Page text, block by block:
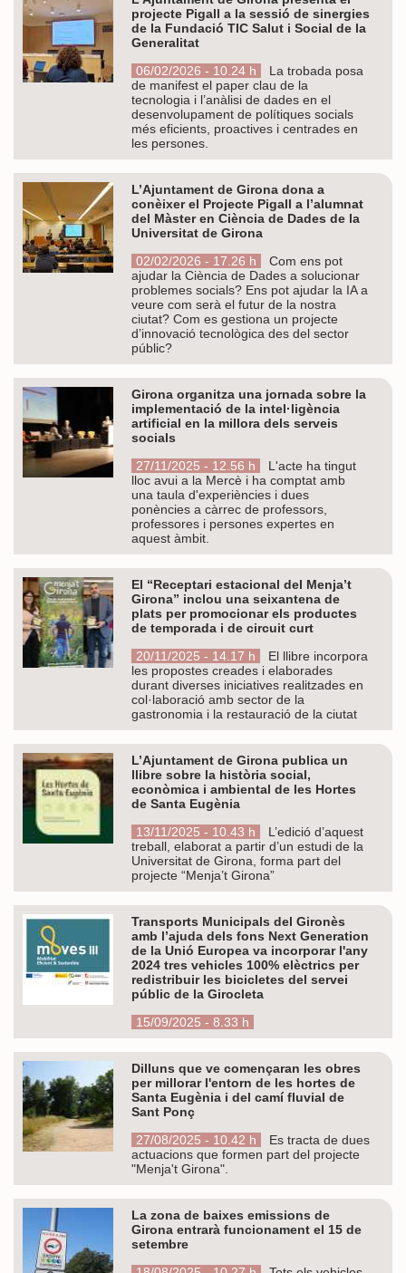
projecte Pigall a la sessió de sinergies
de la Fundació TIC Salut i Social de la
Generalitat
06/02/2026 - 10.24 h
La trobada posa
de manifest el paper clau de la
tecnologia i l’anàlisi de dades en el
desenvolupament de polítiques socials
més eficients, proactives i centrades en
les persones.
L’Ajuntament de Girona dona a
conèixer el Projecte Pigall a l’alumnat
del Màster en Ciència de Dades de la
Universitat de Girona
02/02/2026 - 17.26 h
Com ens pot
ajudar la Ciència de Dades a solucionar
problemes socials? Ens pot ajudar la IA a
veure com serà el futur de la nostra
ciutat? Com es gestiona un projecte
d’innovació tecnològica des del sector
públic?
Girona organitza una jornada sobre la
implementació de la intel·ligència
artificial en la millora dels serveis
socials
27/11/2025 - 12.56 h
L'acte ha tingut
lloc avui a la Mercè i ha comptat amb
una taula d'experiències i dues
ponències a càrrec de professors,
professores i persones expertes en
aquest àmbit.
El “Receptari estacional del Menja’t
Girona” inclou una seixantena de
plats per promocionar els productes
de temporada i de circuit curt
20/11/2025 - 14.17 h
El llibre incorpora
les propostes creades i elaborades
durant diverses iniciatives realitzades en
col·laboració amb sector de la
gastronomia i la restauració de la ciutat
L’Ajuntament de Girona publica un
llibre sobre la història social,
econòmica i ambiental de les Hortes
de Santa Eugènia
13/11/2025 - 10.43 h
L’edició d’aquest
treball, elaborat a partir d’un estudi de la
Universitat de Girona, forma part del
projecte “Menja’t Girona”
Transports Municipals del Gironès
amb l’ajuda dels fons Next Generation
de la Unió Europea va incorporar l'any
2024 tres vehicles 100% elèctrics per
redistribuir les bicicletes del servei
públic de la Girocleta
15/09/2025 - 8.33 h
Dilluns que ve començaran les obres
per millorar l'entorn de les hortes de
Santa Eugènia i del camí fluvial de
Sant Ponç
27/08/2025 - 10.42 h
Es tracta de dues
actuacions que formen part del projecte
"Menja't Girona".
La zona de baixes emissions de
Girona entrarà funcionament el 15 de
setembre